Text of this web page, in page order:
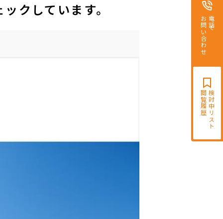
電話で
お問い合わせ
検討中リスト
閲覧履歴
クしています。